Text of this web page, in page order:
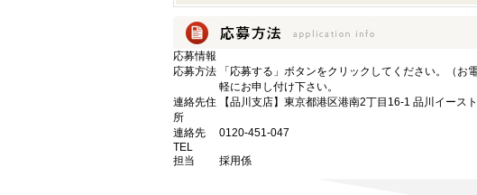
応募情報
応募方法
「応募する」ボタンをクリックしてください。（
軽にお申し付け下さい。
連絡先住
所
【品川支店】東京都港区港南2丁目16-1 品川イース
連絡先
TEL
0120-451-047
担当 採用係